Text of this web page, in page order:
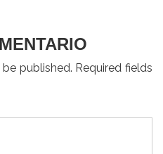
published. Required fields